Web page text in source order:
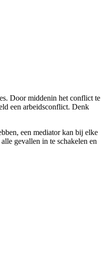
Door middenin het conflict te
een arbeidsconflict. Denk
een mediator kan bij elke
gevallen in te schakelen en